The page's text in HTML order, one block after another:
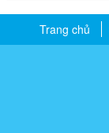
Trang chủ